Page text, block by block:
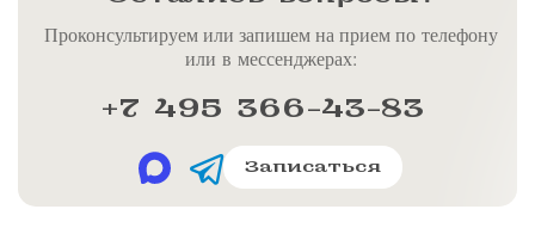
Проконсультируем или запишем на прием по телефону
или в мессенджерах:
+7 495 366-43-83
Записаться